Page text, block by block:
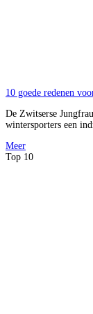
10 goede redenen
De Zwitserse
wintersporters een
Meer
Top 10